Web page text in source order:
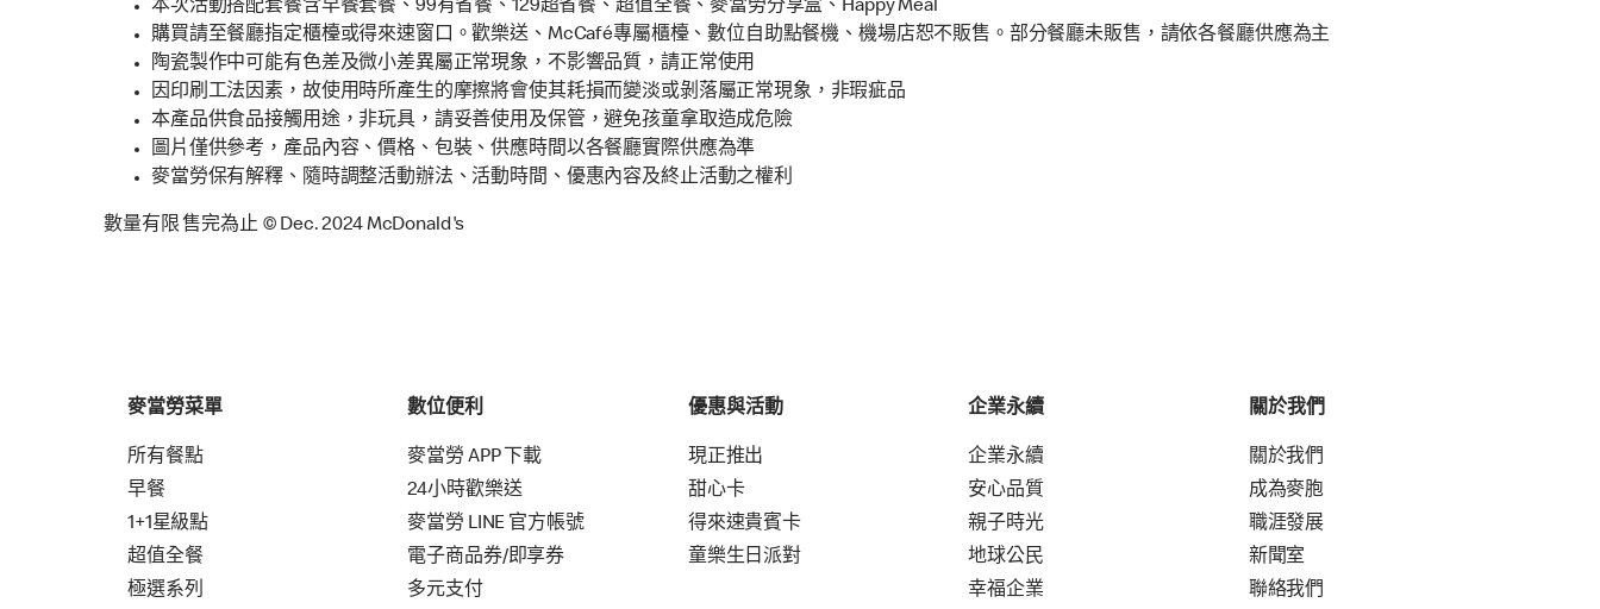
本次活動搭配套餐含早餐套餐、99有省餐、129超省餐、超值全餐、麥當勞分享盒、Happy Meal
購買請至餐廳指定櫃檯或得來速窗口。歡樂送、McCafé專屬櫃檯、數位自助點餐機、機場店恕不販售。部分餐廳未販售，請依各餐廳供應為主
陶瓷製作中可能有色差及微小差異屬正常現象，不影響品質，請正常使用
因印刷工法因素，故使用時所產生的摩擦將會使其耗損而變淡或剝落屬正常現象，非瑕疵品
本產品供食品接觸用途，非玩具，請妥善使用及保管，避免孩童拿取造成危險
圖片僅供參考，產品內容、價格、包裝、供應時間以各餐廳實際供應為準
麥當勞保有解釋、隨時調整活動辦法、活動時間、優惠內容及終止活動之權利
數量有限 售完為止 © Dec. 2024 McDonald's
麥當勞菜單
所有餐點
早餐
1+1星級點
超值全餐
極選系列
數位便利
麥當勞 APP 下載
24小時歡樂送
麥當勞 LINE 官方帳號
電子商品券/即享券
多元支付
優惠與活動
現正推出
甜心卡
得來速貴賓卡
童樂生日派對
企業永續
企業永續
安心品質
親子時光
地球公民
幸福企業
關於我們
關於我們
成為麥胞
職涯發展
新聞室
聯絡我們